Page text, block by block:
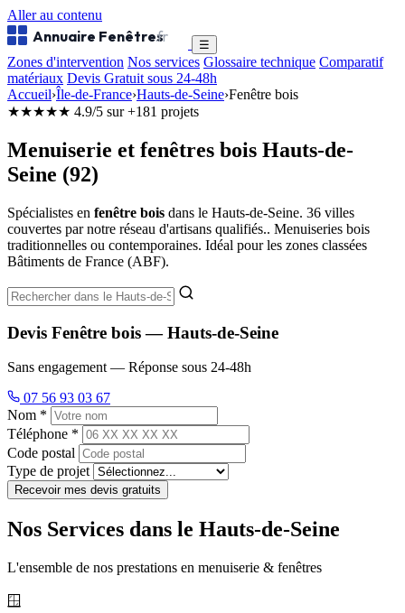
Aller au contenu
Annuaire Fenêtres
.fr ☰
Zones d'intervention Nos services Glossaire technique Comparatif
matériaux Devis Gratuit sous 24-48h
Accueil›Île-de-France›Hauts-de-Seine›Fenêtre bois
★★★★★ 4.9/5 sur +181 projets
Menuiserie et fenêtres bois Hauts-de-
Seine (92)
Spécialistes en fenêtre bois dans le Hauts-de-Seine. 36 villes
couvertes par notre réseau d'artisans qualifiés.. Menuiseries bois
traditionnelles ou contemporaines. Idéal pour les zones classées
Bâtiments de France (ABF).
Devis Fenêtre bois — Hauts-de-Seine
Sans engagement — Réponse sous 24-48h
07 56 93 03 67
Nom *
Téléphone *
Code postal
Type de projet
Recevoir mes devis gratuits
Nos Services dans le Hauts-de-Seine
L'ensemble de nos prestations en menuiserie & fenêtres
🪟